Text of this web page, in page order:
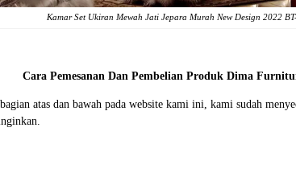
Kamar Set Ukiran Mewah Jati Jepara Murah New Design 2022
Cara Pemesanan Dan Pembelian Produk Dima
atas dan bawah pada website kami ini, kami sudah